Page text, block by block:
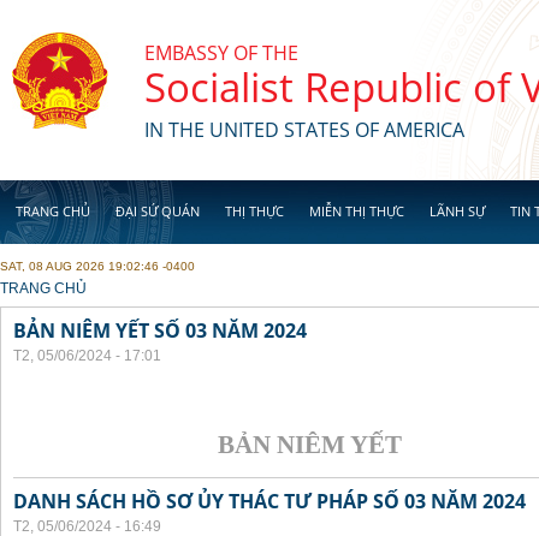
EMBASSY OF THE
Socialist Republic of
IN THE UNITED STATES OF AMERICA
TRANG CHỦ ĐẠI SỨ QUÁN THỊ THỰC MIỄN THỊ THỰC LÃNH SỰ TIN
SAT, 08 AUG 2026 19:02:46 -0400
YOU ARE HERE
TRANG CHỦ
BẢN NIÊM YẾT SỐ 03 NĂM 2024
T2, 05/06/2024 - 17:01
BẢN NIÊM YẾT
DANH SÁCH HỒ SƠ ỦY THÁC TƯ PHÁP SỐ 03 NĂM 2024
T2, 05/06/2024 - 16:49